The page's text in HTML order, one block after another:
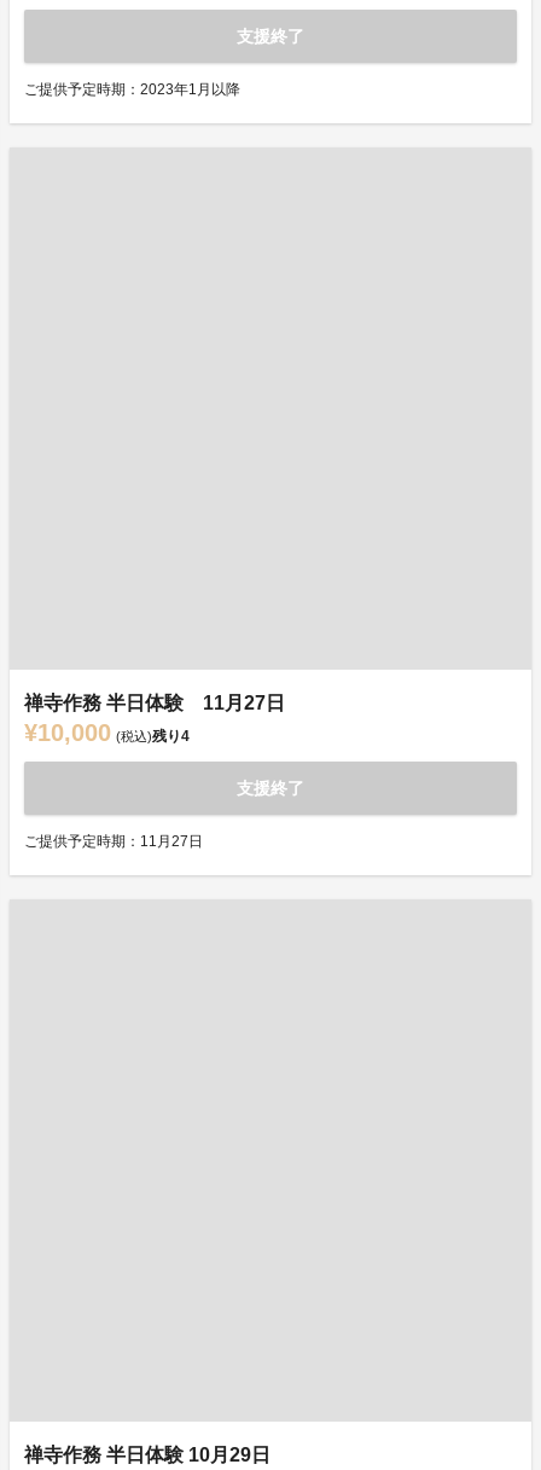
支援終了
ご提供予定時期：2023年1月以降
禅寺作務 半日体験 11月27日
¥10,000 (税込)残り4
支援終了
ご提供予定時期：11月27日
禅寺作務 半日体験 10月29日